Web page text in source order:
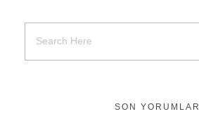
SON YORUMLAR